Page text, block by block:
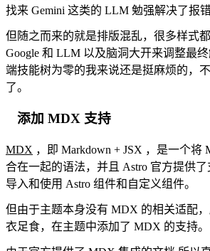
找来 Gemini 这类的 LLM 勉强解决了报错
但随之而来的就是排版混乱，很多样式
Google 和 LLM 以及脑洞大开来调整最
端技能树为零的我来说还是挺麻烦的，
了。
添加 MDX 支持
MDX ，即 Markdown + JSX ，是一个将
合在一起的语法，并且 Astro 官方提供
导入和使用 Astro 组件和自定义组件。
但由于主题本身没有 MDX 的相关适配
衣足食，在主题中添加了 MDX 的支持。